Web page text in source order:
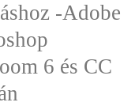
-Adobe
6 és CC